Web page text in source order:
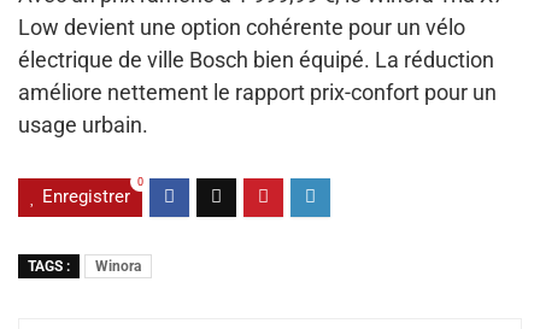
Low devient une option cohérente pour un vélo
électrique de ville Bosch bien équipé. La réduction
améliore nettement le rapport prix-confort pour un
usage urbain.
Enregistrer
0
TAGS : Winora